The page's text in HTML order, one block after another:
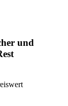
und